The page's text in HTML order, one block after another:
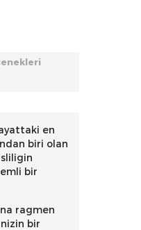
en
biri olan
bir
ragmen
bir